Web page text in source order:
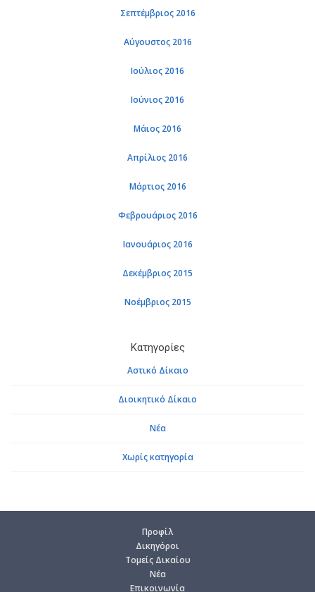
Σεπτέμβριος 2016
Αύγουστος 2016
Ιούλιος 2016
Ιούνιος 2016
Μάιος 2016
Απρίλιος 2016
Μάρτιος 2016
Φεβρουάριος 2016
Ιανουάριος 2016
Δεκέμβριος 2015
Νοέμβριος 2015
Κατηγορίες
Αστικό Δίκαιο
Διοικητικό Δίκαιο
Νέα
Χωρίς κατηγορία
Προ­φίλ
Δι­κη­γό­ροι
Το­μείς Δι­καί­ου
Νέα
Επι­κοι­νω­νία